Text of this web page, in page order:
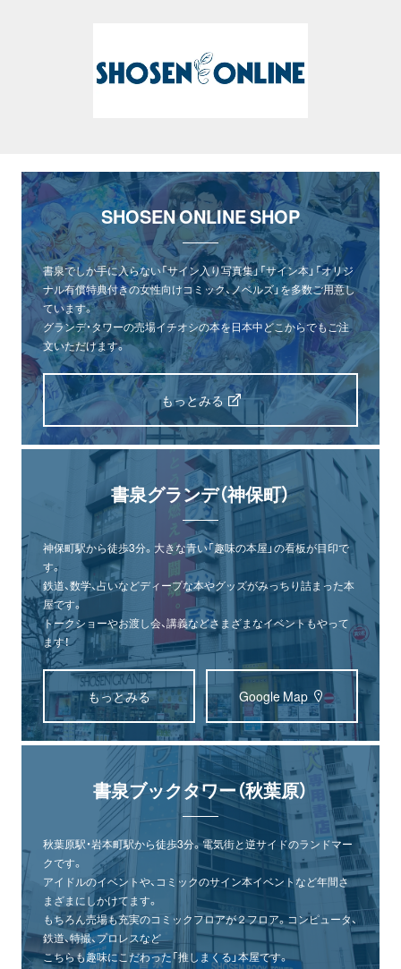
SHOSEN ONLINE SHOP
書泉でしか手に入らない「サイン入り写真集」「サイン本」「オリジ
ナル有償特典付きの女性向けコミック、ノベルズ」を多数ご用意し
ています。
グランデ・タワーの売場イチオシの本を日本中どこからでもご注
文いただけます。
もっとみる
書泉グランデ（神保町）
神保町駅から徒歩3分。大きな青い「趣味の本屋」の看板が目印で
す。
鉄道、数学、占いなどディープな本やグッズがみっちり詰まった本
屋です。
トークショーやお渡し会、講義などさまざまなイベントもやって
ます！
もっとみる Google Map
書泉ブックタワー（秋葉原）
秋葉原駅・岩本町駅から徒歩3分。電気街と逆サイドのランドマー
クです。
アイドルのイベントや、コミックのサイン本イベントなど年間さ
まざまにしかけてます。
もちろん売場も充実のコミックフロアが２フロア。コンピュータ、
鉄道、特撮、プロレスなど
こちらも趣味にこだわった「推しまくる」本屋です。